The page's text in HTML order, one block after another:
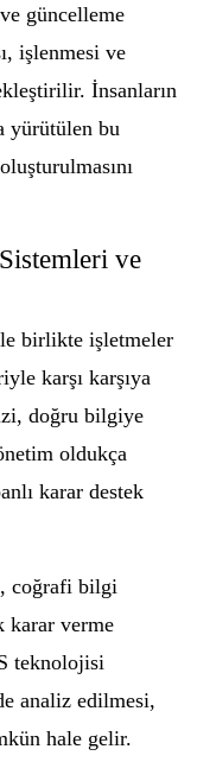
güncelleme
işlenmesi ve
İnsanların
yürütülen bu
ve
birlikte işletmeler
karşı karşıya
doğru bilgiye
oldukça
karar destek
coğrafi bilgi
karar verme
teknolojisi
analiz edilmesi,
hale gelir.